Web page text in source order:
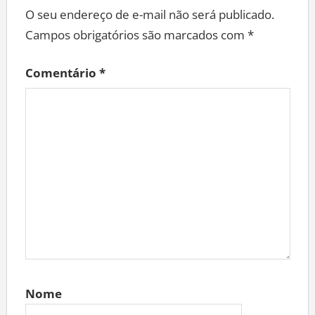
O seu endereço de e-mail não será publicado.
Campos obrigatórios são marcados com *
Comentário *
Nome